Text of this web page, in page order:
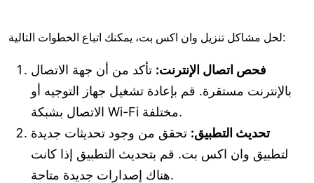
لحل مشاكل تنزيل وان اكس بت، يمكنك اتباع الخطوات التالية:
فحص اتصال الإنترنت: تأكد من أن جهة الاتصال
بالإنترنت مستقرة. قم بإعادة تشغيل جهاز التوجيه أو
الاتصال بشبكة Wi-Fi مختلفة.
تحديث التطبيق: تحقق من وجود تحديثات جديدة
لتطبيق وان اكس بت. قم بتحديث التطبيق إذا كانت
هناك إصدارات جديدة متاحة.